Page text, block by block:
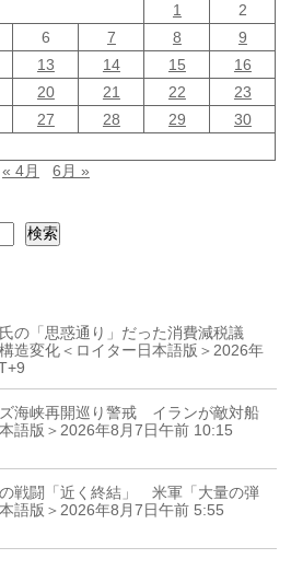
1
2
6 7 8
9
13 14 15
16
20 21 22
23
27 28 29
30
« 4月
6月 »
検索
の「思惑通り」だった消費減税議
造変化＜ロイター日本語版＞2026年
海峡再開巡り警戒 イランが敵対船
語版＞2026年8月7日午前 10:15
の戦闘「近く終結」 米軍「大量の弾
語版＞2026年8月7日午前 5:55